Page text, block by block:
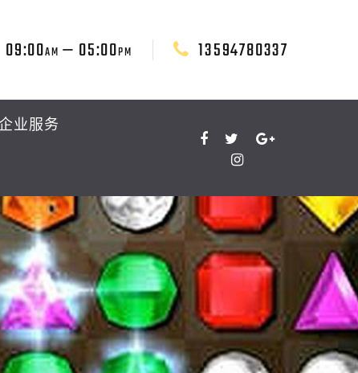
09:00AM — 05:00PM 13594780337
企业服务